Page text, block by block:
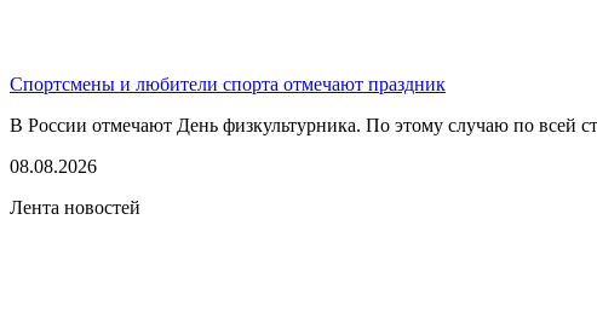
Спортсмены и любители спорта отмечают праздник
В России отмечают День физкультурника. По этому случаю по всей
08.08.2026
Лента новостей